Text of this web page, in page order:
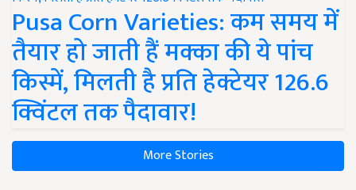
Pusa Corn Varieties: कम समय में
तैयार हो जाती हैं मक्का की ये पांच
किस्में, मिलती है प्रति हेक्टेयर 126.6
क्विंटल तक पैदावार!
More Stories